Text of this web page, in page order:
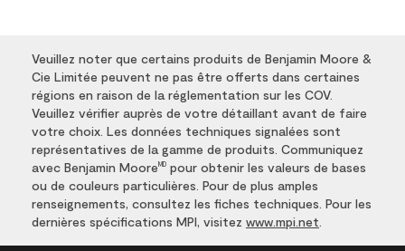
Veuillez noter que certains produits de Benjamin Moore &
Cie Limitée peuvent ne pas être offerts dans certaines
régions en raison de la réglementation sur les COV.
Veuillez vérifier auprès de votre détaillant avant de faire
votre choix. Les données techniques signalées sont
représentatives de la gamme de produits. Communiquez
avec Benjamin Moore MD pour obtenir les valeurs de bases
ou de couleurs particulières. Pour de plus amples
renseignements, consultez les fiches techniques. Pour les
dernières spécifications MPI, visitez www.mpi.net